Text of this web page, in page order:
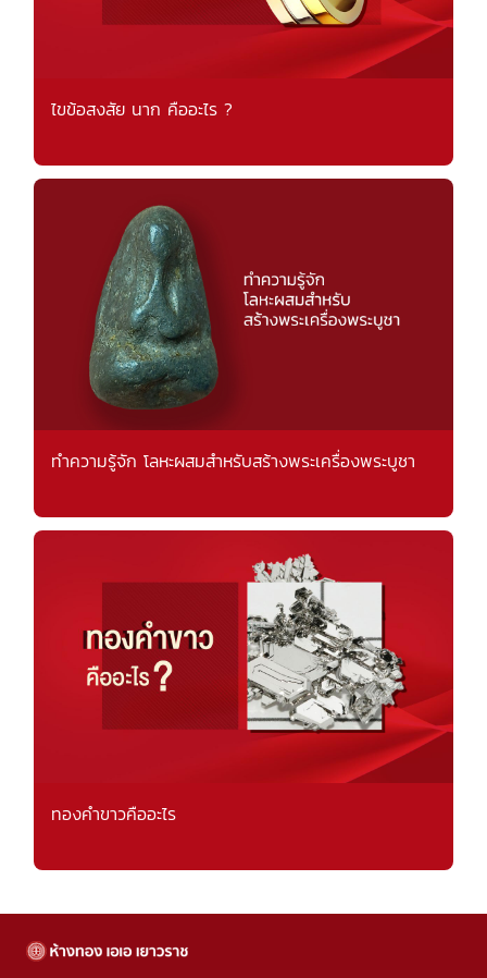
ไขข้อสงสัย นาก คืออะไร ?
ทำความรู้จัก โลหะผสมสำหรับสร้างพระเครื่องพระบูชา
ทองคำขาวคืออะไร